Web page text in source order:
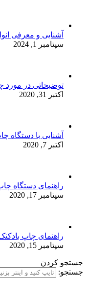
آشنایی و معرفی
سپتامبر 1, 2024
توضیحاتی در مورد
اکتبر 31, 2020
آشنایی با دستگاه
اکتبر 7, 2020
راهنمای دستگاه
سپتامبر 17, 2020
راهنمای چاپ
سپتامبر 15, 2020
جستجو کردن
جستجو: